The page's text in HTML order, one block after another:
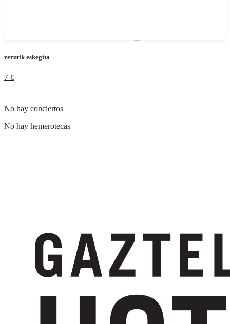
zerutik eskegita
7 €
No hay conciertos
No hay hemerotecas